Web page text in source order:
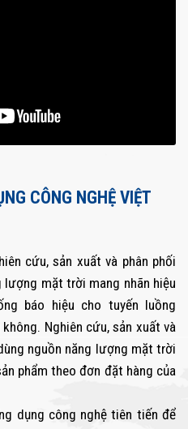
CÔNG NGHỆ VIỆT
cứu, sản xuất và phân phối
lượng mặt trời mang nhãn hiệu
báo hiệu cho tuyến luồng
Nghiên cứu, sản xuất và
nguồn năng lượng mặt trời
phẩm theo đơn đặt hàng của
dụng công nghệ tiên tiến để